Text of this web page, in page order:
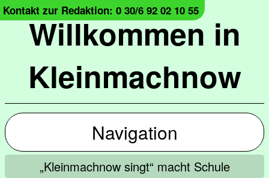
Willkommen in
Kleinmachnow
Kontakt zur Redaktion: 0 30/6 92 02 10 55
Navigation
„Kleinmachnow singt“ macht Schule